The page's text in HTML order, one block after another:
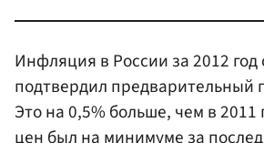
Инфляция в России за 2012 год
подтвердил предварительный
Это на 0,5% больше, чем в 2011
цен был на минимуме за